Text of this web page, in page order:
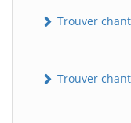
Trouver
Trouver